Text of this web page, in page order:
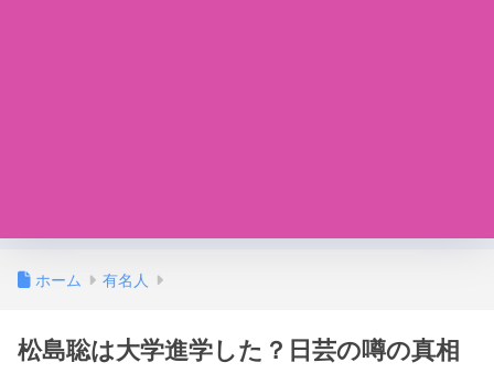
ホーム 有名人
松島聡は大学進学した？日芸の噂の真相